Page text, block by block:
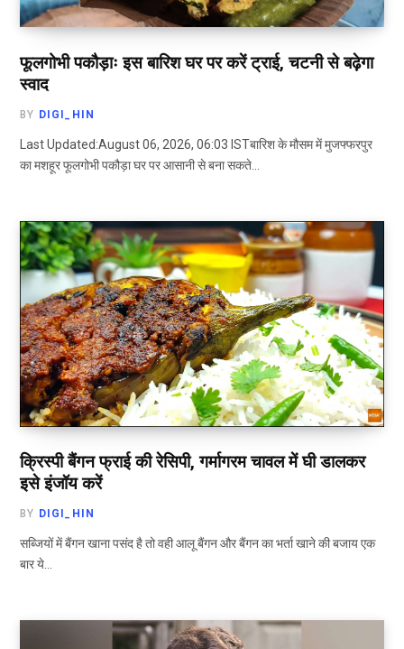
फूलगोभी पकौड़ाः इस बारिश घर पर करें ट्राई, चटनी से बढ़ेगा
स्वाद
BY DIGI_HIN
Last Updated:August 06, 2026, 06:03 ISTबारिश के मौसम में मुजफ्फरपुर
का मशहूर फूलगोभी पकौड़ा घर पर आसानी से बना सकते…
क्रिस्पी बैंगन फ्राई की रेसिपी, गर्मागरम चावल में घी डालकर
इसे इंजॉय करें
BY DIGI_HIN
सब्जियों में बैंगन खाना पसंद है तो वही आलू बैंगन और बैंगन का भर्ता खाने की बजाय एक
बार ये…